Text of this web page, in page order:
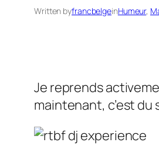
Written byfrancbelgeinHumeur,
Je reprends
maintenant, c’est du